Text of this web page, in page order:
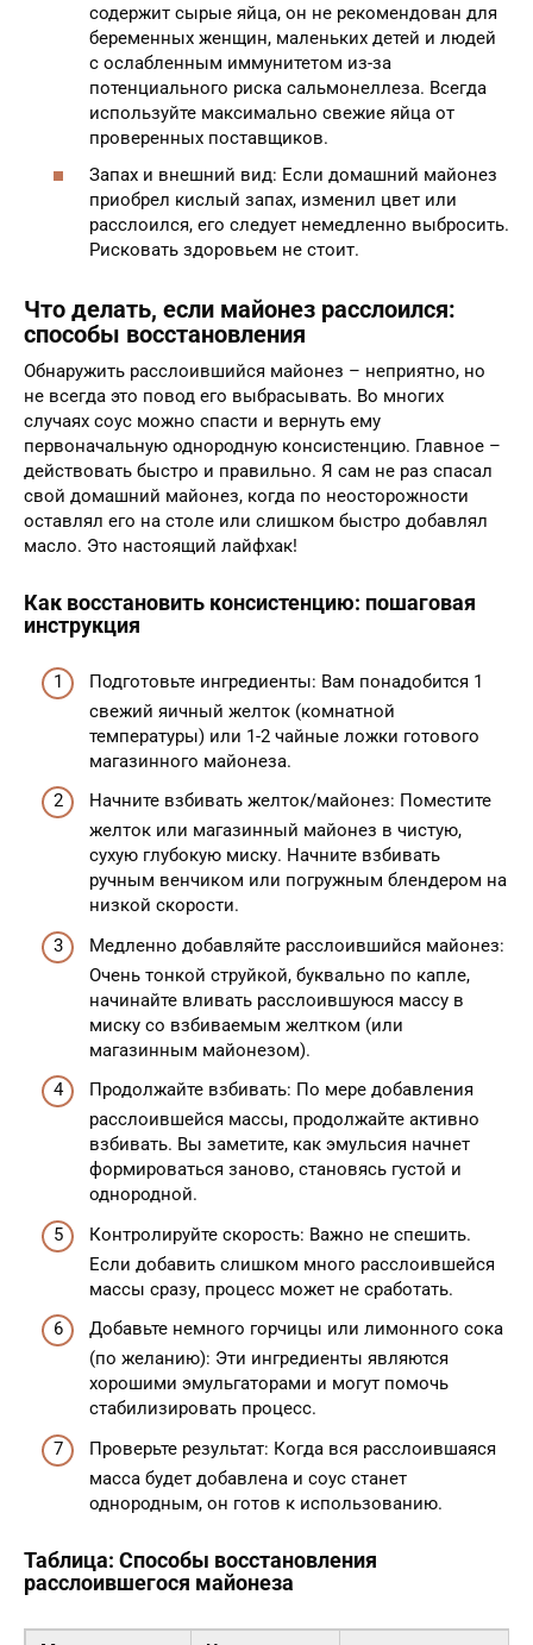
содержит сырые яйца, он не рекомендован для
беременных женщин, маленьких детей и людей
с ослабленным иммунитетом из-за
потенциального риска сальмонеллеза. Всегда
используйте максимально свежие яйца от
проверенных поставщиков.
Запах и внешний вид: Если домашний майонез
приобрел кислый запах, изменил цвет или
расслоился, его следует немедленно выбросить.
Рисковать здоровьем не стоит.
Что делать, если майонез расслоился:
способы восстановления
Обнаружить расслоившийся майонез – неприятно, но
не всегда это повод его выбрасывать. Во многих
случаях соус можно спасти и вернуть ему
первоначальную однородную консистенцию. Главное –
действовать быстро и правильно. Я сам не раз спасал
свой домашний майонез, когда по неосторожности
оставлял его на столе или слишком быстро добавлял
масло. Это настоящий лайфхак!
Как восстановить консистенцию: пошаговая
инструкция
Подготовьте ингредиенты: Вам понадобится 1
свежий яичный желток (комнатной
температуры) или 1-2 чайные ложки готового
магазинного майонеза.
Начните взбивать желток/майонез: Поместите
желток или магазинный майонез в чистую,
сухую глубокую миску. Начните взбивать
ручным венчиком или погружным блендером на
низкой скорости.
Медленно добавляйте расслоившийся майонез:
Очень тонкой струйкой, буквально по капле,
начинайте вливать расслоившуюся массу в
миску со взбиваемым желтком (или
магазинным майонезом).
Продолжайте взбивать: По мере добавления
расслоившейся массы, продолжайте активно
взбивать. Вы заметите, как эмульсия начнет
формироваться заново, становясь густой и
однородной.
Контролируйте скорость: Важно не спешить.
Если добавить слишком много расслоившейся
массы сразу, процесс может не сработать.
Добавьте немного горчицы или лимонного сока
(по желанию): Эти ингредиенты являются
хорошими эмульгаторами и могут помочь
стабилизировать процесс.
Проверьте результат: Когда вся расслоившаяся
масса будет добавлена и соус станет
однородным, он готов к использованию.
Таблица: Способы восстановления
расслоившегося майонеза